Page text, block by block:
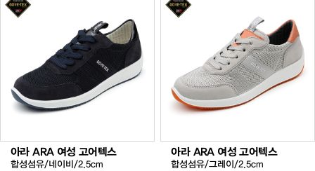
아라 ARA 여성 고어텍스
합성섬유/네이비/2.5cm
아라 ARA 여성 고어텍스
합성섬유/그레이/2.5cm